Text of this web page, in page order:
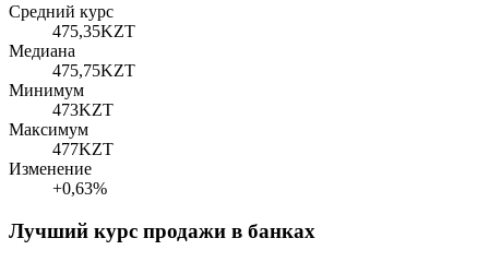
Средний курс
475,35KZT
Медиана
475,75KZT
Минимум
473KZT
Максимум
477KZT
Изменение
+0,63%
Лучший курс продажи в банках